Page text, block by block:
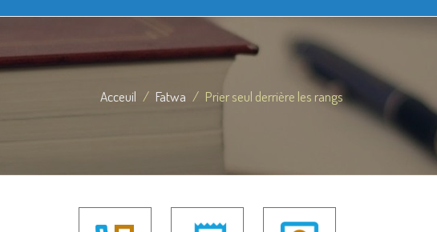
Acceuil Fatwa Prier seul derrière les rangs